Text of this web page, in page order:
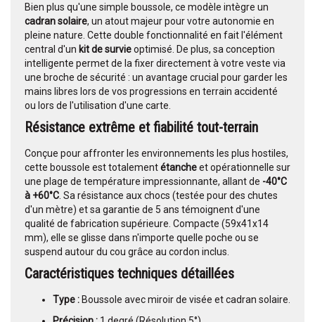
Bien plus qu'une simple boussole, ce modèle intègre un
cadran solaire, un atout majeur pour votre autonomie en
pleine nature. Cette double fonctionnalité en fait l'élément
central d'un kit de survieoptimisé. De plus, sa conception
intelligente permet de la fixer directement à votre veste via
une broche de sécurité : un avantage crucial pour garder les
mains libres lors de vos progressions en terrain accidenté
ou lors de l'utilisation d'une carte.
Résistance extrême et fiabilité tout-terrain
Conçue pour affronter les environnements les plus hostiles,
cette boussole est totalementétancheet opérationnelle sur
une plage de température impressionnante, allant de -40°C
à +60°C . Sa résistance aux chocs (testée pour des chutes
d'un mètre) et sa garantie de 5 ans témoignent d'une
qualité de fabrication supérieure. Compacte (59x41x14
mm), elle se glisse dans n'importe quelle poche ou se
suspend autour du cou grâce au cordon inclus.
Caractéristiques techniques détaillées
Type : Boussole avec miroir de visée et cadran solaire.